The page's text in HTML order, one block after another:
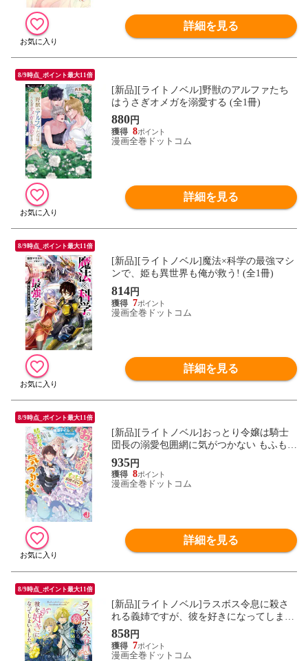
詳細を見る
8/9時点_ポイント最大11倍
[新品][ライトノベル]野獣のアルファたち
はうさぎオメガを溺愛する (全1冊)
880円
8
漫画全巻ドットコム
詳細を見る
8/9時点_ポイント最大11倍
[新品][ライトノベル]魔法×科学の最強マシ
ンで、姫も異世界も俺が救う! (全1冊)
814円
7
漫画全巻ドットコム
詳細を見る
8/9時点_ポイント最大11倍
[新品][ライトノベル]おっとり令嬢は騎士
団長の溺愛包囲網に気がつかない もふもふ
してたら求婚ですか?+新婚夫婦の大胆ピク
ニック[文庫版] (全1冊)
935円
8
漫画全巻ドットコム
詳細を見る
8/9時点_ポイント最大11倍
[新品][ライトノベル]ラスボス令息に殺さ
れる義姉ですが、彼を好きになってしまい
ました。 (全1冊)
858円
7
漫画全巻ドットコム